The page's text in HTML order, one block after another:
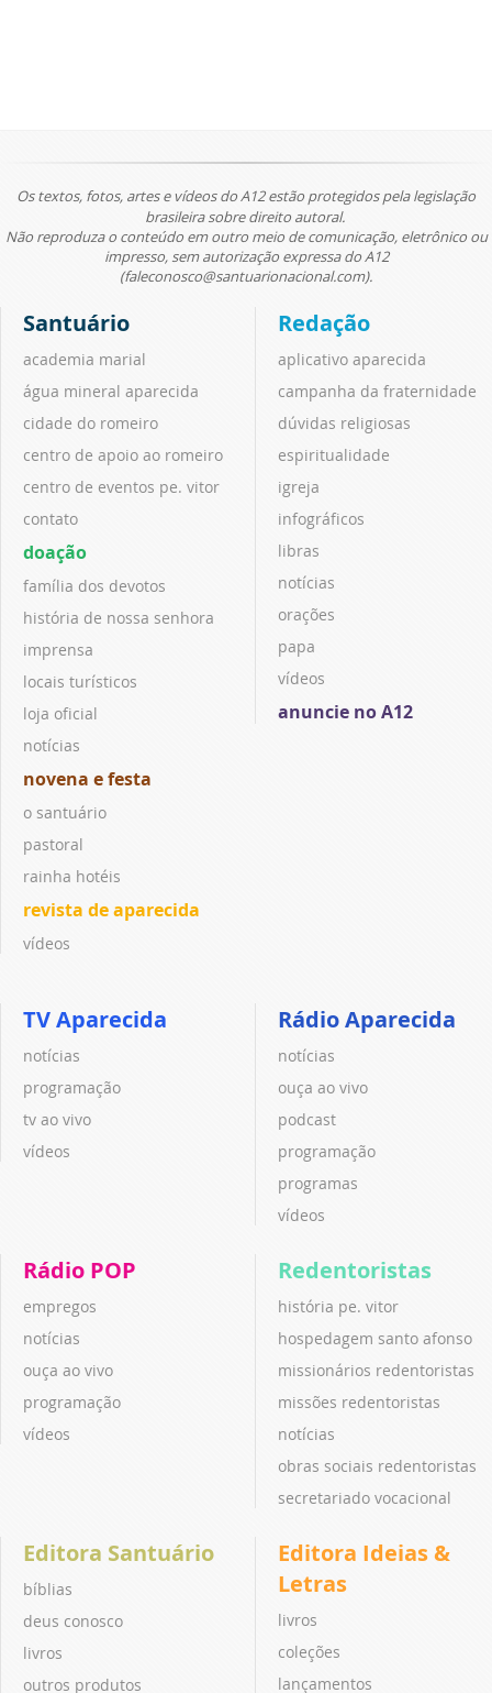
Os textos, fotos, artes e vídeos do A12 estão protegidos pela legislação
brasileira sobre direito autoral.
Não reproduza o conteúdo em outro meio de comunicação, eletrônico ou
impresso, sem autorização expressa do A12
(faleconosco@santuarionacional.com).
Santuário
academia marial
água mineral aparecida
cidade do romeiro
centro de apoio ao romeiro
centro de eventos pe. vitor
contato
doação
família dos devotos
história de nossa senhora
imprensa
locais turísticos
loja oficial
notícias
novena e festa
o santuário
pastoral
rainha hotéis
revista de aparecida
vídeos
Redação
aplicativo aparecida
campanha da fraternidade
dúvidas religiosas
espiritualidade
igreja
infográficos
libras
notícias
orações
papa
vídeos
anuncie no A12
TV Aparecida
notícias
programação
tv ao vivo
vídeos
Rádio Aparecida
notícias
ouça ao vivo
podcast
programação
programas
vídeos
Rádio POP
empregos
notícias
ouça ao vivo
programação
vídeos
Redentoristas
história pe. vitor
hospedagem santo afonso
missionários redentoristas
missões redentoristas
notícias
obras sociais redentoristas
secretariado vocacional
Editora Santuário
bíblias
deus conosco
livros
outros produtos
Editora Ideias &
Letras
livros
coleções
lançamentos